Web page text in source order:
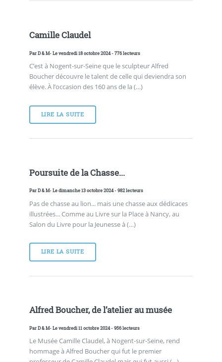
Camille Claudel
ParD & M- Le vendredi 18 octobre 2024 - 776 lecteurs
C’est à Nogent-sur-Seine que le sculpteur Alfred
Boucher découvre le talent de celle qui deviendra son
élève. À l’occasion des 160 ans de la (…)
LIRE LA SUITE
Poursuite de la Chasse...
ParD & M- Le dimanche 13 octobre 2024 - 982 lecteurs
Pas de chasse au lion... mais une chasse aux dédicaces
illustrées... Comme au Livre sur la Place à Nancy, au
Salon du Livre pour la Jeunesse à (…)
LIRE LA SUITE
Alfred Boucher, de l’atelier au musée
ParD & M- Le vendredi 11 octobre 2024 - 956 lecteurs
Le Musée Camille Claudel, à Nogent-sur-Seine, rend
hommage à Alfred Boucher qui fut le premier